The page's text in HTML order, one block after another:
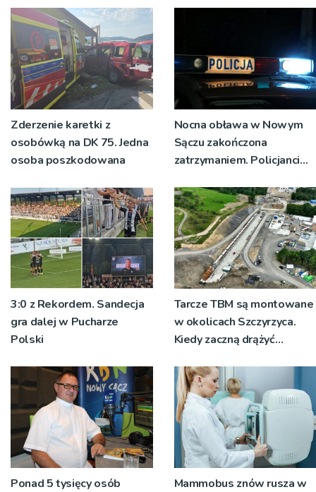
Zderzenie karetki z
osobówką na DK 75. Jedna
osoba poszkodowana
Nocna obława w Nowym
Sączu zakończona
zatrzymaniem. Policjanci
dźgnięcia 31-letniego
mężczyzny
3:0 z Rekordem. Sandecja
gra dalej w Pucharze
Polski
Tarcze TBM są montowane
w okolicach Szczyrzyca.
Kiedy zaczną drążyć
Ponad 5 tysięcy osób Mammobus znów rusza w